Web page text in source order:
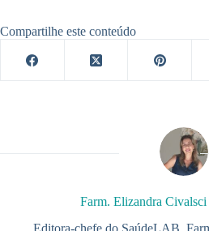
Compartilhe este conteúdo
Farm. Elizandra Civalsci
Editora-chefe do SaúdeLAB.